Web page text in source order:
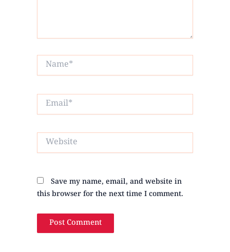
Name*
Email*
Website
Save my name, email, and website in
this browser for the next time I comment.